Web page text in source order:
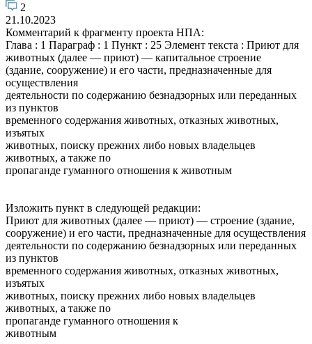
2
21.10.2023
Комментарий к фрагменту проекта НПА:
Глава : 1 Параграф : 1 Пункт : 25 Элемент текста : Приют для
животных (далее — приют) — капитальное строение
(здание, сооружение) и его части, предназначенные для
осуществления
деятельности по содержанию безнадзорных или переданных
из пунктов
временного содержания животных, отказных животных,
изъятых
животных, поиску прежних либо новых владельцев
животных, а также по
пропаганде гуманного отношения к животным
Изложить пункт в следующей редакции:
Приют для животных (далее — приют) — строение (здание,
сооружение) и его части, предназначенные для осуществления
деятельности по содержанию безнадзорных или переданных
из пунктов
временного содержания животных, отказных животных,
изъятых
животных, поиску прежних либо новых владельцев
животных, а также по
пропаганде гуманного отношения к
животным